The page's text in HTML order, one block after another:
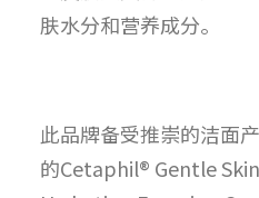
肤水分和营养成分。
此品牌备受推崇的洁面
的Cetaphil® Gentle